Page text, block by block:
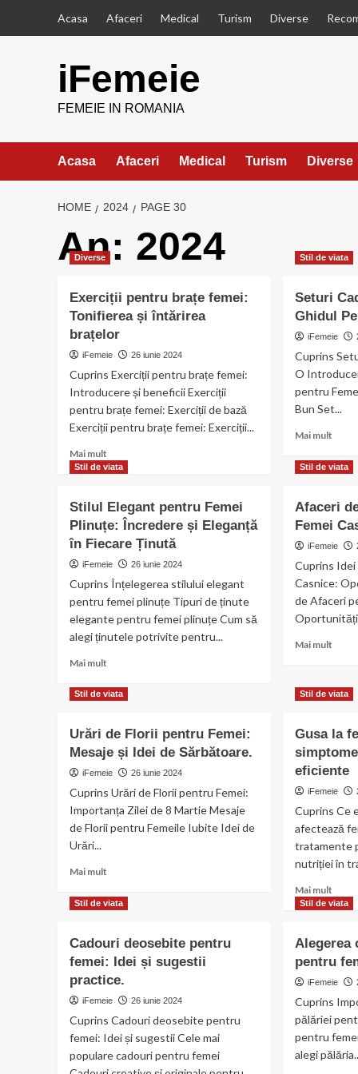
Acasa Afaceri Medical Turism Diverse
iFemeie
FEMEIE IN ROMANIA
Acasa Afaceri Medical Turism Diverse
HOME 2024 PAGE 30
An: 2024
Diverse
Exerciții pentru brațe femei:
Tonifierea și întărirea
brațelor
iFemeie 26 iunie 2024
Cuprins Exerciții pentru brațe femei:
Introducere și beneficii Exerciții
pentru brațe femei: Exerciții de bază
Exerciții pentru brațe femei: Exerciții...
Mai mult
more
pentru
brațe
femei:
Tonifierea
întărirea
brațelor
Stil de viata
Seturi
Ghidul
iFemeie
Cuprins
O
pentru
Bun Set...
Mai mult
about
Ghidul
Stil de viata
Stilul Elegant pentru Femei
Plinuțe: Încredere și Eleganță
în Fiecare Ținută
iFemeie 26 iunie 2024
Cuprins Înțelegerea stilului elegant
pentru femei plinuțe Tipuri de ținute
elegante pentru femei plinuțe Cum să
alegi ținutele potrivite pentru...
Mai mult
about
pentru
Femei
Plinuțe:
și
Eleganță
în
Stil de viata
Afaceri
Femei
iFemeie
Cuprins
Casnice:
de Afaceri
Oportunități
Mai mult
Afaceri
de
Femei
Stil de viata
Urări de Florii pentru Femei:
Mesaje și Idei de Sărbătoare.
iFemeie 26 iunie 2024
Cuprins Urări de Florii pentru Femei:
Importanța Zilei de 8 Martie Mesaje
de Florii pentru Femeile Iubite Idei de
Urări...
Mai mult
about
Florii
pentru
Femei:
și
Idei
de
Sărbătoare.
Stil de viata
Gusa la
eficiente
iFemeie
Cuprins Ce
afectează
tratamente
nutriției în
Mai mult
more
la
și
Stil de viata
Cadouri deosebite pentru
femei: Idei și sugestii
practice.
iFemeie 26 iunie 2024
Cuprins Cadouri deosebite pentru
femei: Idei și sugestii Cele mai
populare cadouri pentru femei
Stil de viata
Alegerea
pentru
iFemeie
Cuprins
pălăriei
pentru
alegi